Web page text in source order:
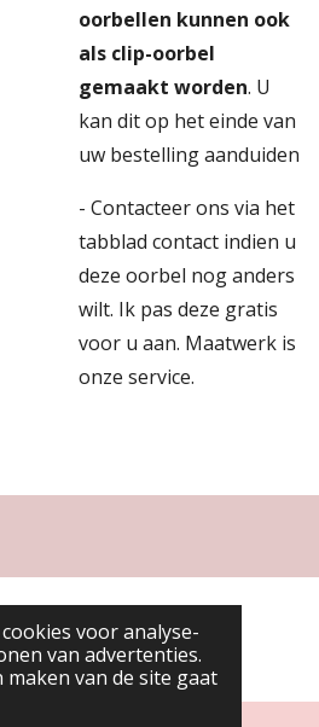
voor analyse-
van advertenties.
van de site gaat
oorbellen kunnen ook
als clip-oorbel
gemaakt worden. U
kan dit op het einde van
uw bestelling aanduiden
- Contacteer ons via het
tabblad contact indien u
deze oorbel nog anders
wilt. Ik pas deze gratis
voor u aan. Maatwerk is
onze service.